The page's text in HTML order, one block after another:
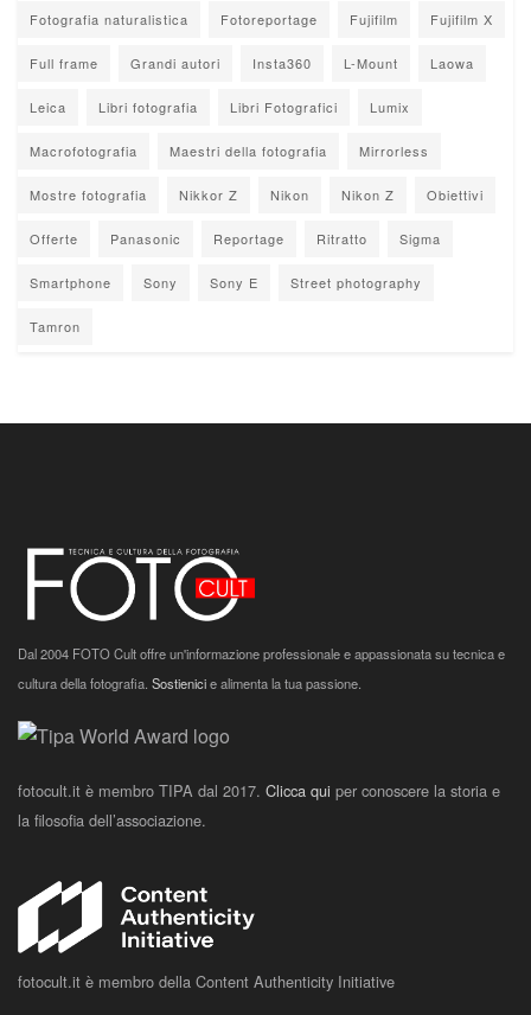
Fotografia naturalistica Fotoreportage Fujifilm Fujifilm X
Full frame Grandi autori Insta360 L-Mount Laowa
Leica Libri fotografia Libri Fotografici Lumix
Macrofotografia Maestri della fotografia Mirrorless
Mostre fotografia Nikkor Z Nikon Nikon Z Obiettivi
Offerte Panasonic Reportage Ritratto Sigma
Smartphone Sony Sony E Street photography
Tamron
Dal 2004 FOTO Cult offre un'informazione professionale e appassionata su tecnica e
cultura della fotografia. Sostienicie alimenta la tua passione.
fotocult.it è membro TIPA dal 2017. Clicca qui per conoscere la storia e
la filosofia dell’associazione.
fotocult.it è membro della Content Authenticity Initiative